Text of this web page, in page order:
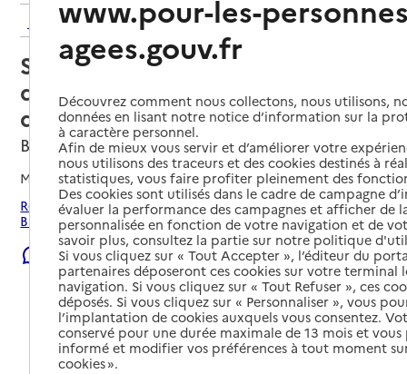
Retour aux résultats de l'annuaire
Service de soins infirmiers à
domicile – SSIAD - GCSMS Porte
du Médoc
Bruges, GIRONDE
Mis à jour le22/07/2026
Rechercher les établissements et services autour de
Bruges.
Signaler une erreur
www.pour-les-
agees.gouv.fr
Découvrez comment nous collectons, nous utilisons,
données en lisant notre notice d’information sur la
à caractère personnel.
Afin de mieux vous servir et d’améliorer votre
nous utilisons des traceurs et des cookies destinés à
statistiques, vous faire profiter pleinement des
Des cookies sont utilisés dans le cadre de campagne
évaluer la performance des campagnes et afficher de
personnalisée en fonction de votre navigation et de
savoir plus, consultez la partie sur notre politique
Si vous cliquez sur « Tout Accepter », l’éditeur du
partenaires déposeront ces cookies sur votre terminal
navigation. Si vous cliquez sur « Tout Refuser », ces
déposés. Si vous cliquez sur « Personnaliser », vous
l’implantation de cookies auxquels vous consentez.
conservé pour une durée maximale de 13 mois et
informé et modifier vos préférences à tout moment
cookies ».